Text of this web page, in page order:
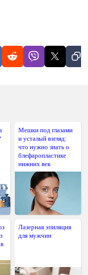
Мешки под глазами
и усталый взгляд:
что нужно знать о
блефаропластике
нижних век
Лазерная эпиляция
для мужчин